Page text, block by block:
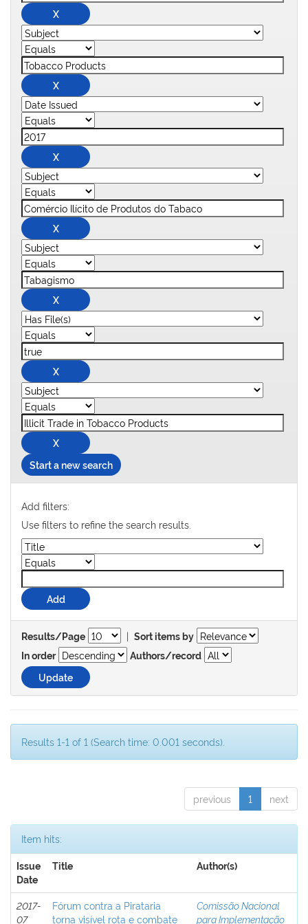
Start a new search
Add filters:
Use filters to refine the search results.
Results/Page | Sort items by
In order
Authors/record
Results 1-1 of 1 (Search time: 0.001 seconds).
previous 1 next
Item hits:
Issue
Date
Title Author(s)
2017-
07
Fórum contra a Pirataria
torna visível rota e combate
Comissão Nacional
para Implementação